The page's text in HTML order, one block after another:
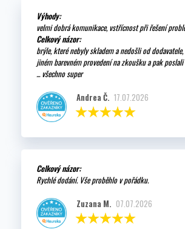
Výhody:
velmi dobrá komunikace, vstřícnost při řešení
Celkový názor:
brýle, které nebyly skladem a nedošli od
jiném barevném provedení na zkoušku a pak
... všechno super
Andrea Č. 17.07.2026
Celkový názor:
Rychlé dodání. Vše proběhlo v pořádku.
Zuzana M. 07.07.2026